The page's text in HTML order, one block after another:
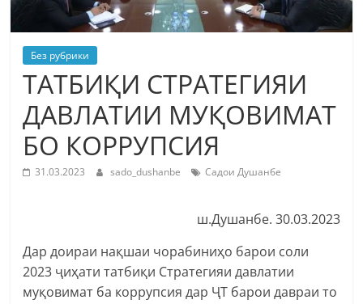
Без рубрики
ТАТБИҚИ СТРАТЕГИЯИ
ДАВЛАТИИ МУҚОВИМАТ
БО КОРРУПСИЯ
31.03.2023 sado_dushanbe Садои Душанбе
ш.Душанбе. 30.03.2023
Дар доираи нақшаи чорабиниҳо барои соли
2023 ҷиҳати татбиқи Стратегияи давлатии
муқовимат ба коррупсия дар ҶТ барои давраи то